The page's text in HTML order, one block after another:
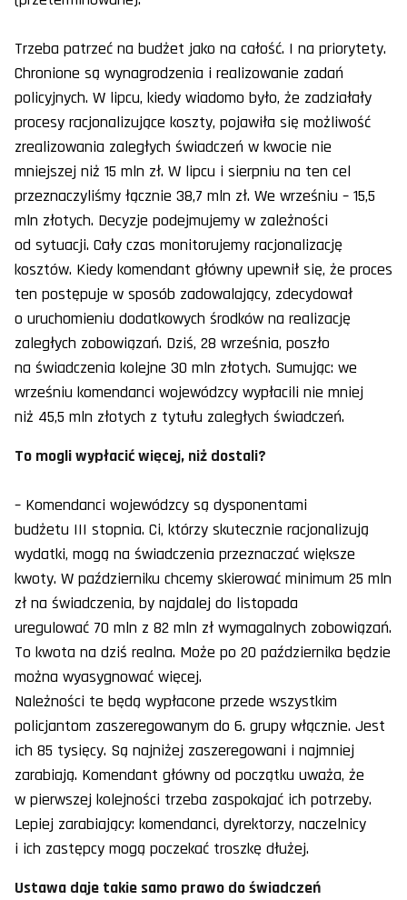
Trzeba patrzeć na budżet jako na całość. I na priorytety.
Chronione są wynagrodzenia i realizowanie zadań
policyjnych. W lipcu, kiedy wiadomo było, że zadziałały
procesy racjonalizujące koszty, pojawiła się możliwość
zrealizowania zaległych świadczeń w kwocie nie
mniejszej niż 15 mln zł. W lipcu i sierpniu na ten cel
przeznaczyliśmy łącznie 38,7 mln zł. We wrześniu – 15,5
mln złotych. Decyzje podejmujemy w zależności
od sytuacji. Cały czas monitorujemy racjonalizację
kosztów. Kiedy komendant główny upewnił się, że proces
ten postępuje w sposób zadowalający, zdecydował
o uruchomieniu dodatkowych środków na realizację
zaległych zobowiązań. Dziś, 28 września, poszło
na świadczenia kolejne 30 mln złotych. Sumując: we
wrześniu komendanci wojewódzcy wypłacili nie mniej
niż 45,5 mln złotych z tytułu zaległych świadczeń.
To mogli wypłacić więcej, niż dostali?
– Komendanci wojewódzcy są dysponentami
budżetu III stopnia. Ci, którzy skutecznie racjonalizują
wydatki, mogą na świadczenia przeznaczać większe
kwoty. W październiku chcemy skierować minimum 25 mln
zł na świadczenia, by najdalej do listopada
uregulować 70 mln z 82 mln zł wymagalnych zobowiązań.
To kwota na dziś realna. Może po 20 października będzie
można wyasygnować więcej.
Należności te będą wypłacone przede wszystkim
policjantom zaszeregowanym do 6. grupy włącznie. Jest
ich 85 tysięcy. Są najniżej zaszeregowani i najmniej
zarabiają. Komendant główny od początku uważa, że
w pierwszej kolejności trzeba zaspokajać ich potrzeby.
Lepiej zarabiający: komendanci, dyrektorzy, naczelnicy
i ich zastępcy mogą poczekać troszkę dłużej.
Ustawa daje takie samo prawo do świadczeń